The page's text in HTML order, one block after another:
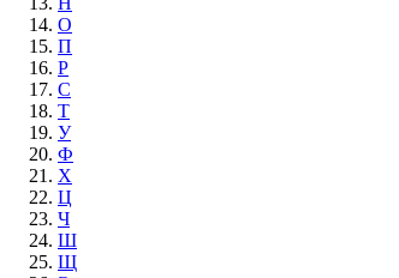
О
П
Р
С
Т
У
Ф
Х
Ц
Ч
Ш
Щ